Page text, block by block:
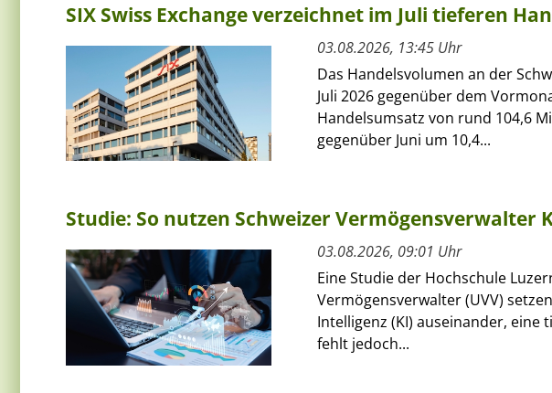
SIX Swiss Exchange verzeichnet im Juli tieferen
03.08.2026, 13:45 Uhr
Das Handelsvolumen an der
Juli 2026 gegenüber dem
Handelsumsatz von rund 104,6
gegenüber Juni um 10,4...
Studie: So nutzen Schweizer Vermögensverwalter
03.08.2026, 09:01 Uhr
Eine Studie der Hochschule
Vermögensverwalter (UVV)
Intelligenz (KI) auseinander,
fehlt jedoch...